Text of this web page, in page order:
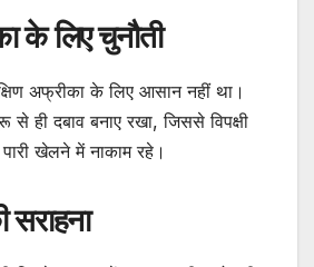
के लिए चुनौती
अफ्रीका के लिए आसान नहीं था।
से ही दबाव बनाए रखा, जिससे विपक्षी
खेलने में नाकाम रहे।
सराहना